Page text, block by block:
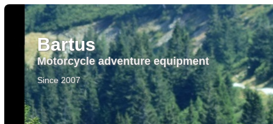
Bartus
Motorcycle adventure equipment
Since 2007